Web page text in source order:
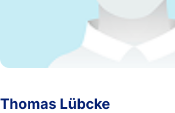
Thomas Lübcke